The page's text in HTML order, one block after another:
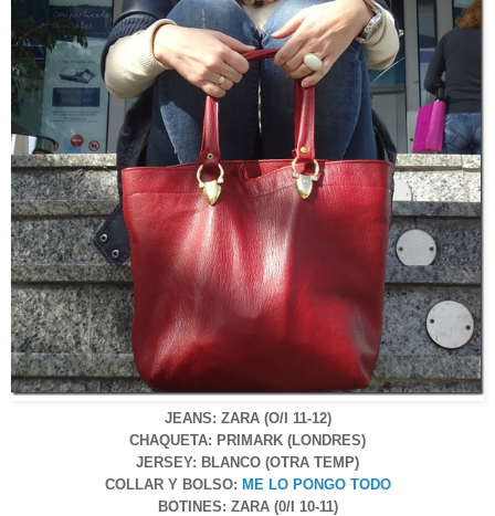
JEANS: ZARA (O/I 11-12)
CHAQUETA: PRIMARK (LONDRES)
JERSEY: BLANCO (OTRA TEMP)
COLLAR Y BOLSO: ME LO PONGO TODO
BOTINES: ZARA (0/I 10-11)